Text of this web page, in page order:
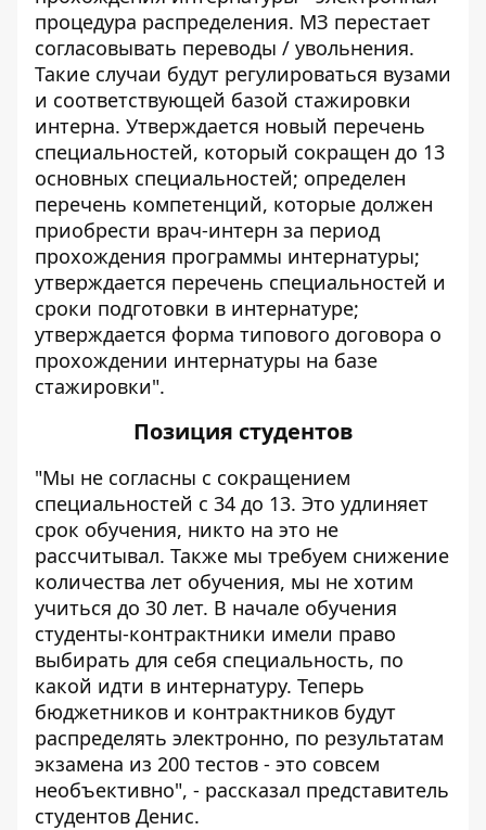
процедура распределения. МЗ перестает
согласовывать переводы / увольнения.
Такие случаи будут регулироваться вузами
и соответствующей базой стажировки
интерна. Утверждается новый перечень
специальностей, который сокращен до 13
основных специальностей; определен
перечень компетенций, которые должен
приобрести врач-интерн за период
прохождения программы интернатуры;
утверждается перечень специальностей и
сроки подготовки в интернатуре;
утверждается форма типового договора о
прохождении интернатуры на базе
стажировки".
Позиция студентов
"Мы не согласны с сокращением
специальностей с 34 до 13. Это удлиняет
срок обучения, никто на это не
рассчитывал. Также мы требуем снижение
количества лет обучения, мы не хотим
учиться до 30 лет. В начале обучения
студенты-контрактники имели право
выбирать для себя специальность, по
какой идти в интернатуру. Теперь
бюджетников и контрактников будут
распределять электронно, по результатам
экзамена из 200 тестов - это совсем
необъективно", - рассказал представитель
студентов Денис.